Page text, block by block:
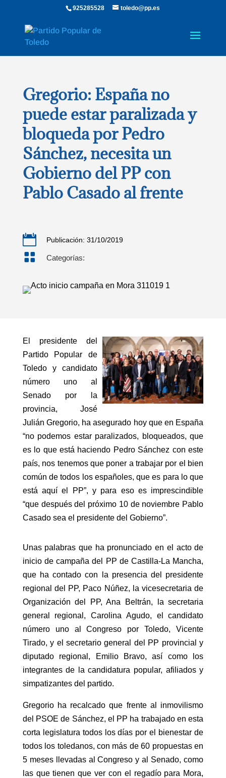
925285528 toledo@pp.es
Gregorio: España no
puede estar paralizada y
bloqueda por Pedro
Sánchez, necesita un
Gobierno del PP con
Pablo Casado al frente
 Publicación: 31/10/2019
 Categorías:
El presidente del
Partido Popular de
Toledo y candidato
número uno al
Senado por la
provincia, José
Julián Gregorio, ha asegurado hoy que en España
“no podemos estar paralizados, bloqueados, que
es lo que está haciendo Pedro Sánchez con este
país, nos tenemos que poner a trabajar por el bien
común de todos los españoles, que es para lo que
está aquí el PP”, y para eso es imprescindible
“que después del próximo 10 de noviembre Pablo
Casado sea el presidente del Gobierno”.
Unas palabras que ha pronunciado en el acto de
inicio de campaña del PP de Castilla-La Mancha,
que ha contado con la presencia del presidente
regional del PP, Paco Núñez, la vicesecretaria de
Organización del PP, Ana Beltrán, la secretaria
general regional, Carolina Agudo, el candidato
número uno al Congreso por Toledo, Vicente
Tirado, y el secretario general del PP provincial y
diputado regional, Emilio Bravo, así como los
integrantes de la candidatura popular, afiliados y
simpatizantes del partido.
Gregorio ha recalcado que frente al inmovilismo
del PSOE de Sánchez, el PP ha trabajado en esta
corta legislatura todos los días por el bienestar de
todos los toledanos, con más de 60 propuestas en
5 meses llevadas al Congreso y al Senado, como
las que tienen que ver con el regadío para Mora,